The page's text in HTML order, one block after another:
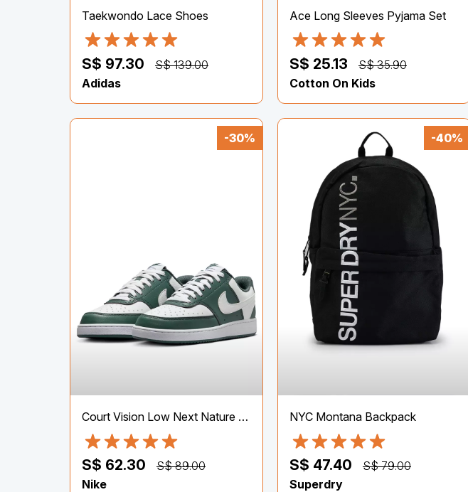
Taekwondo Lace Shoes
S$ 97.30
S$ 139.00
Adidas
Ace Long Sleeves Pyjama Set
S$ 25.13
S$ 35.90
Cotton On Kids
-30%
Court Vision Low Next Nature Shoes
S$ 62.30
S$ 89.00
Nike
-40%
NYC Montana Backpack
S$ 47.40
S$ 79.00
Superdry